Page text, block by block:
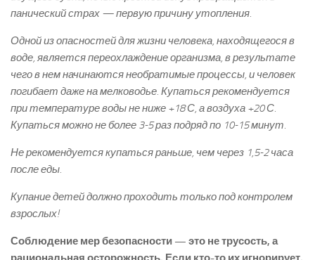
панический страх — первую причину утопления.
Одной из опасностей для жизни человека, находящегося в
воде, является переохлаждение организма, в результате
чего в нем начинаются необратимые процессы, и человек
погибает даже на мелководье. Купаться рекомендуется
при температуре воды не ниже +18 С, а воздуха +20 С.
Купаться можно не более 3-5 раз подряд по 10-15 минут.
Не рекомендуется купаться раньше, чем через 1,5-2 часа
после еды.
Купание детей должно проходить только под контролем
взрослых!
Соблюдение мер безопасности — это не трусость, а